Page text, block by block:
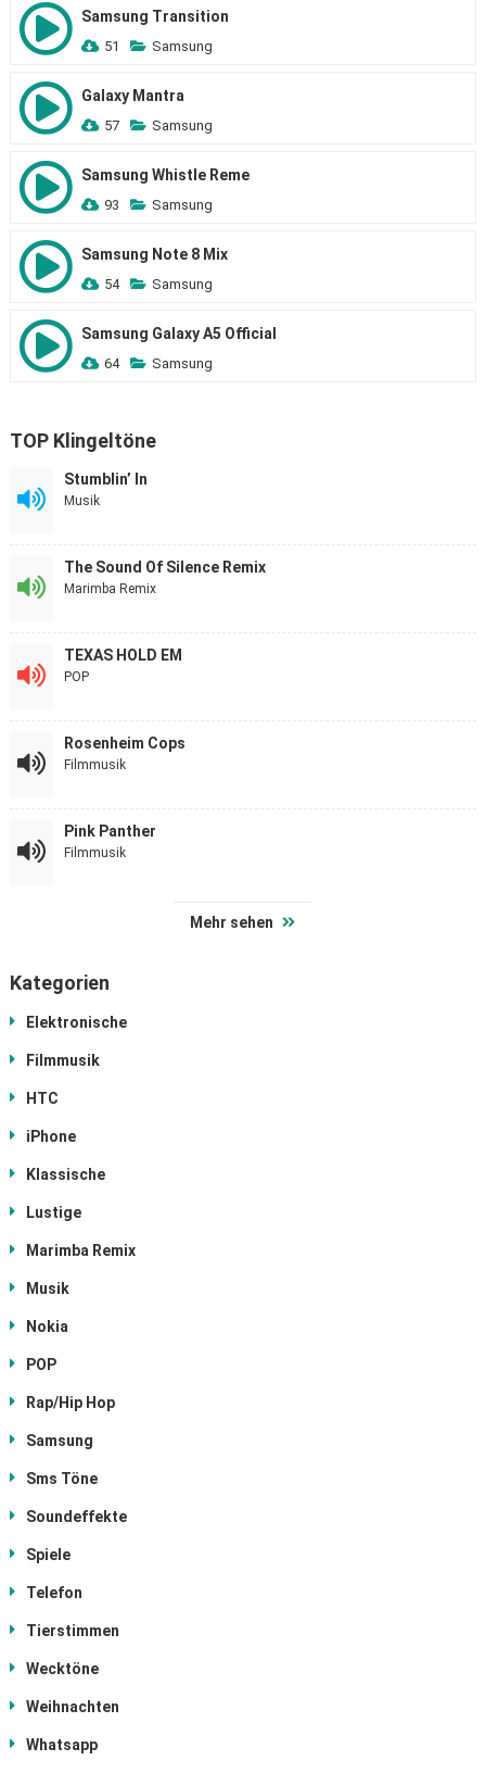
Samsung Transition
51 Samsung
Galaxy Mantra
57 Samsung
Samsung Whistle Reme
93 Samsung
Samsung Note 8 Mix
54 Samsung
Samsung Galaxy A5 Official
64 Samsung
TOP Klingeltöne
Stumblin’ In
Musik
The Sound Of Silence Remix
Marimba Remix
TEXAS HOLD EM
POP
Rosenheim Cops
Filmmusik
Pink Panther
Filmmusik
Mehr sehen
Kategorien
Elektronische
Filmmusik
HTC
iPhone
Klassische
Lustige
Marimba Remix
Musik
Nokia
POP
Rap/Hip Hop
Samsung
Sms Töne
Soundeffekte
Spiele
Telefon
Tierstimmen
Wecktöne
Weihnachten
Whatsapp